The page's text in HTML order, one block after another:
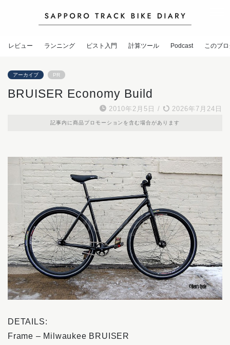
レビュー ランニング ピスト入門 計算ツール Podcast このブ
アーカイブ PR
BRUISER Economy Build
2010年2月5日 / 2026年7月24日
記事内に商品プロモーションを含む場合があります
DETAILS:
Frame – Milwaukee BRUISER